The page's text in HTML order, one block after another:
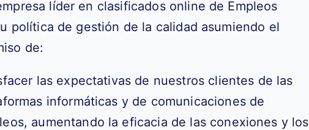
líder en clasificados online de Empleos
política de gestión de la calidad asumiendo el
de:
las expectativas de nuestros clientes de las
informáticas y de comunicaciones de
aumentando la eficacia de las conexiones y los